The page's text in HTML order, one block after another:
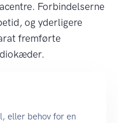
Forbindelserne
og yderligere
fremførte
eller behov for en